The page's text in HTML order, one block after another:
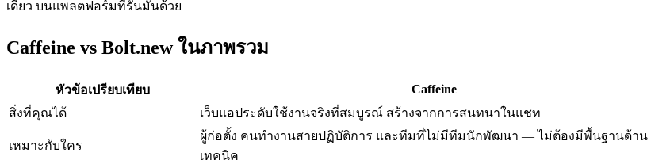
เดียว บนแพลตฟอร์มที่รันมันด้วย
Caffeine vs Bolt.new ในภาพรวม
หัวข้อเปรียบเทียบ Caffeine
สิ่งที่คุณได้
เว็บแอประดับใช้งานจริงที่สมบูรณ์ สร้างจากการสนทนาในแชท
เหมาะกับใคร
ผู้ก่อตั้ง คนทำงานสายปฏิบัติการ และทีมที่ไม่มีทีมนักพัฒนา — ไม่ต้องมีพื้นฐานด้าน
เทคนิค